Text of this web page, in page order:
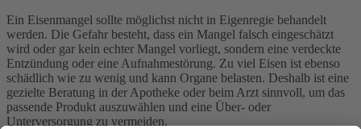
Ein Eisenmangel sollte möglichst nicht in Eigenregie behandelt
werden. Die Gefahr besteht, dass ein Mangel falsch eingeschätzt
wird oder gar kein echter Mangel vorliegt, sondern eine verdeckte
Entzündung oder eine Aufnahmestörung. Zu viel Eisen ist ebenso
schädlich wie zu wenig und kann Organe belasten. Deshalb ist eine
gezielte Beratung in der Apotheke oder beim Arzt sinnvoll, um das
passende Produkt auszuwählen und eine Über- oder
Unterversorgung zu vermeiden.